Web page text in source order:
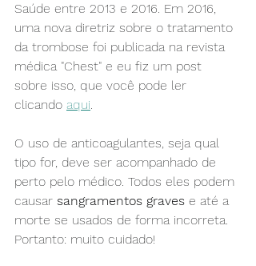
Saúde entre 2013 e 2016. Em 2016,
uma nova diretriz sobre o tratamento
da trombose foi publicada na revista
médica "Chest" e eu fiz um post
sobre isso, que você pode ler
clicando aqui.
O uso de anticoagulantes, seja qual
tipo for, deve ser acompanhado de
perto pelo médico. Todos eles podem
causar sangramentos graves e até a
morte se usados de forma incorreta.
Portanto: muito cuidado!